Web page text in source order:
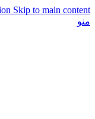
Skip to main content
منو